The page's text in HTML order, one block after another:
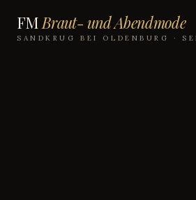
FM Braut- und Abendmode
SANDKRUG BEI OLDENBURG ·